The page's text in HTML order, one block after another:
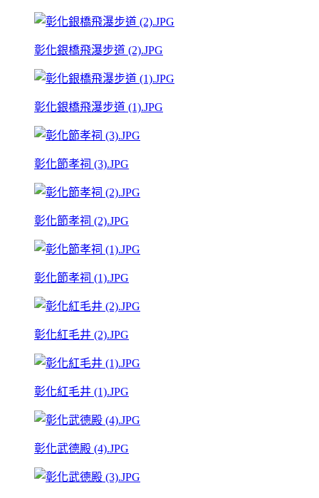
彰化銀橋飛瀑步道 (2).JPG
彰化銀橋飛瀑步道 (1).JPG
彰化節孝祠 (3).JPG
彰化節孝祠 (2).JPG
彰化節孝祠 (1).JPG
彰化紅毛井 (2).JPG
彰化紅毛井 (1).JPG
彰化武德殿 (4).JPG